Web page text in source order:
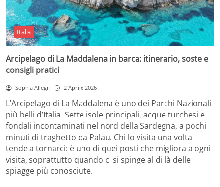
Italia
Arcipelago di La Maddalena in barca: itinerario, soste e
consigli pratici
Sophia Allegri 2 Aprile 2026
L’Arcipelago di La Maddalena è uno dei Parchi Nazionali
più belli d’Italia. Sette isole principali, acque turchesi e
fondali incontaminati nel nord della Sardegna, a pochi
minuti di traghetto da Palau. Chi lo visita una volta
tende a tornarci: è uno di quei posti che migliora a ogni
visita, soprattutto quando ci si spinge al di là delle
spiagge più conosciute.